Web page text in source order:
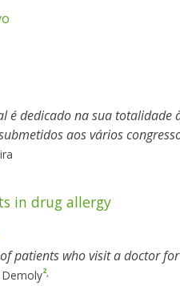
é dedicado na sua
aos vários
in drug allergy
patients who visit a doctor
Demoly2,